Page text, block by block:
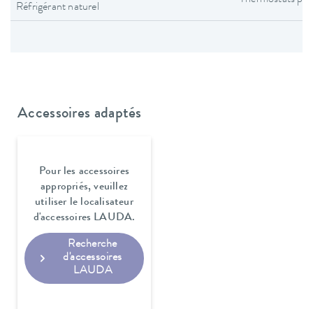
Réfrigérant naturel
Accessoires adaptés
Pour les accessoires
appropriés, veuillez
utiliser le localisateur
d'accessoires LAUDA.
Recherche
d'accessoires
LAUDA